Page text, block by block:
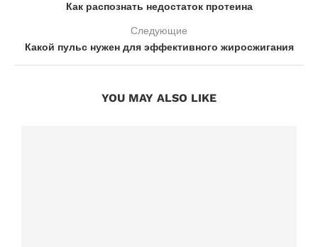
Как распознать недостаток протеина
Следующие
Какой пульс нужен для эффективного жиросжигания
YOU MAY ALSO LIKE